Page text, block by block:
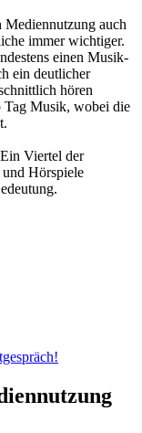
auch
immer wichtiger.
einen Musik-
ein deutlicher
hören
Tag Musik, wobei die
Viertel der
Hörspiele